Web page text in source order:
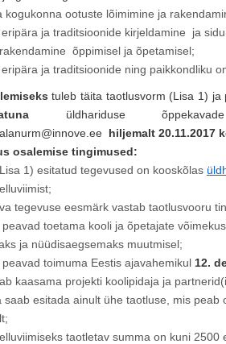
kogukonna ootuste lõimimine ja
ja traditsioonide kirjeldamine ja
õppimisel ja õpetamisel;
ja traditsioonide ning paikkondliku
tuleb täita taotlusvorm (Lisa 1)
üldhariduse
hiljemalt 20.11.2017
osalemise tingimused:
1) esitatud tegevused on kooskõlas
tegevuse eesmärk vastab taotlusvooru
toetama kooli ja õpetajate
ja nüüdisaegsemaks muutmisel;
toimuma Eestis ajavahemikul 12.
kaasama projekti koolipidaja ja
saab esitada ainult ühe taotluse, mis
taotletav summa on kuni